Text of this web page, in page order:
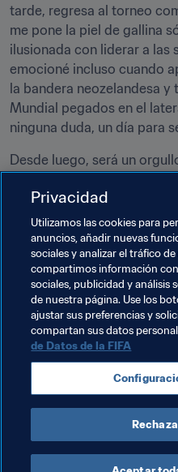
tarde, regresa al torneo
me pone la piel de gallina
ilusionada con liderar a las
emocioné incluso cuando
la bandera neozelandesa
Mundial pegados en el
ninguna duda, un día para
Desde luego, será un
padre que seguirá,
Buenos Aires.
Temas
Competiciones
Copa Mundial Femenina
2016
New Zealand OFC
Privacidad
Utilizamos las cookies para
anuncios, añadir nuevas
sociales y analizar el tráfico
compartimos información
sociales, publicidad y análisis
de nuestra página. Use los
ajustar sus preferencias y
compartan sus datos
de Datos de la FIFA